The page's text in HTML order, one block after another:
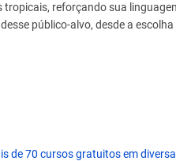
reforçando sua
público-alvo, desde a
de 70 cursos gratuitos em